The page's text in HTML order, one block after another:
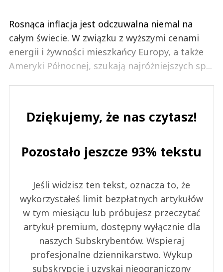
Rosnąca inflacja jest odczuwalna niemal na
całym świecie. W związku z wyższymi cenami
energii i żywności mieszkańcy Europy, a także
Ameryki Północnej, szukają najróżniejszych sp...
Dziękujemy, że nas czytasz!
Pozostało jeszcze 93% tekstu
Jeśli widzisz ten tekst, oznacza to, że
wykorzystałeś limit bezpłatnych artykułów
w tym miesiącu lub próbujesz przeczytać
artykuł premium, dostępny wyłącznie dla
naszych Subskrybentów. Wspieraj
profesjonalne dziennikarstwo. Wykup
subskrypcję i uzyskaj nieograniczony